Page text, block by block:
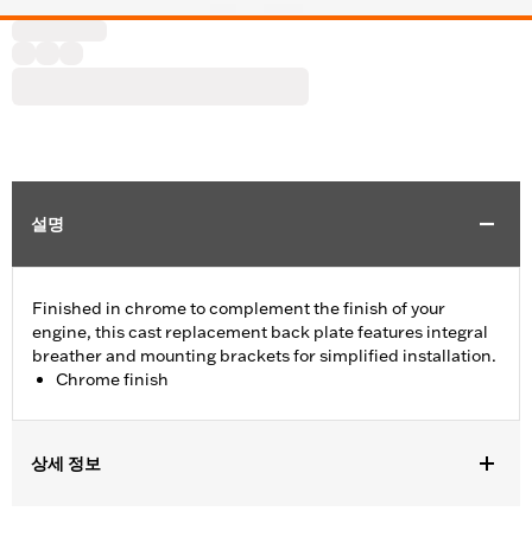
설명
Finished in chrome to complement the finish of your
engine, this cast replacement back plate features integral
breather and mounting brackets for simplified installation.
Chrome finish
상세 정보